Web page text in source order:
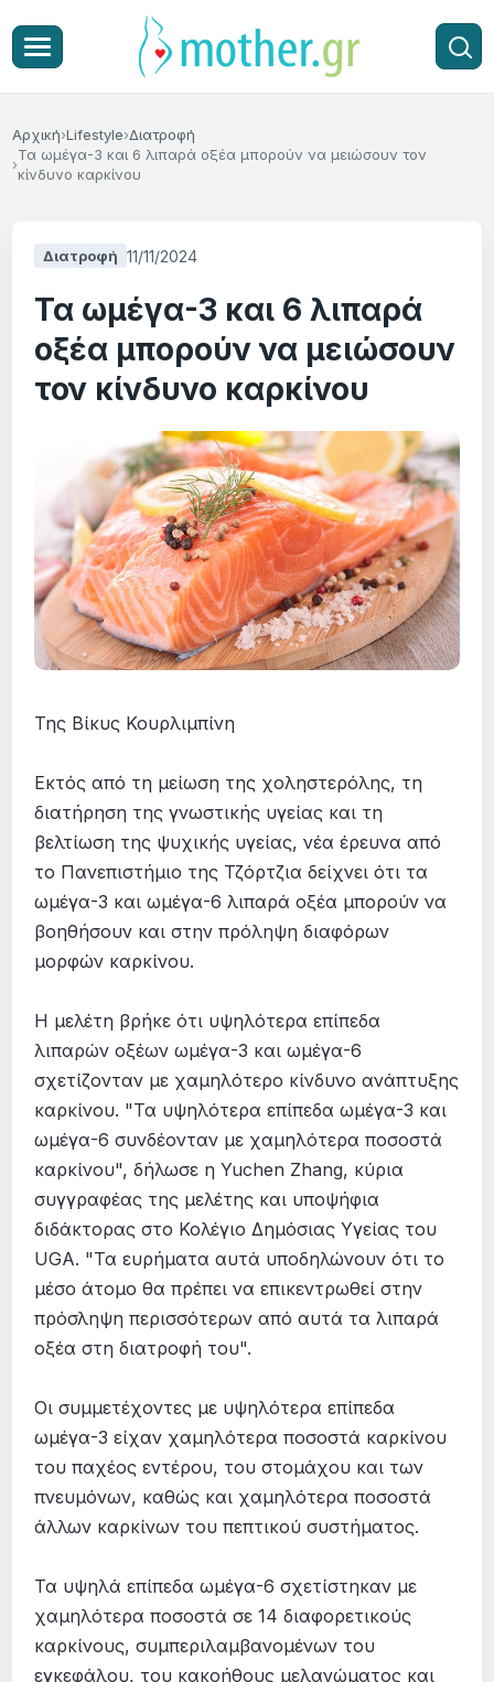
Αρχική Lifestyle Διατροφή
Τα ωμέγα-3 και 6 λιπαρά οξέα μπορούν να μειώσουν τον
κίνδυνο καρκίνου
Διατροφή 11/11/2024
Τα ωμέγα-3 και 6 λιπαρά
οξέα μπορούν να μειώσουν
τον κίνδυνο καρκίνου
Της Βίκυς Κουρλιμπίνη
Εκτός από τη μείωση της χοληστερόλης, τη
διατήρηση της γνωστικής υγείας και τη
βελτίωση της ψυχικής υγείας, νέα έρευνα από
το Πανεπιστήμιο της Τζόρτζια δείχνει ότι τα
ωμέγα-3 και ωμέγα-6 λιπαρά οξέα μπορούν να
βοηθήσουν και στην πρόληψη διαφόρων
μορφών καρκίνου.
Η μελέτη βρήκε ότι υψηλότερα επίπεδα
λιπαρών οξέων ωμέγα-3 και ωμέγα-6
σχετίζονταν με χαμηλότερο κίνδυνο ανάπτυξης
καρκίνου. "Τα υψηλότερα επίπεδα ωμέγα-3 και
ωμέγα-6 συνδέονταν με χαμηλότερα ποσοστά
καρκίνου", δήλωσε η Yuchen Zhang, κύρια
συγγραφέας της μελέτης και υποψήφια
διδάκτορας στο Κολέγιο Δημόσιας Υγείας του
UGA. "Τα ευρήματα αυτά υποδηλώνουν ότι το
μέσο άτομο θα πρέπει να επικεντρωθεί στην
πρόσληψη περισσότερων από αυτά τα λιπαρά
οξέα στη διατροφή του".
Οι συμμετέχοντες με υψηλότερα επίπεδα
ωμέγα-3 είχαν χαμηλότερα ποσοστά καρκίνου
του παχέος εντέρου, του στομάχου και των
πνευμόνων, καθώς και χαμηλότερα ποσοστά
άλλων καρκίνων του πεπτικού συστήματος.
Τα υψηλά επίπεδα ωμέγα-6 σχετίστηκαν με
χαμηλότερα ποσοστά σε 14 διαφορετικούς
καρκίνους, συμπεριλαμβανομένων του
εγκεφάλου, του κακοήθους μελανώματος και